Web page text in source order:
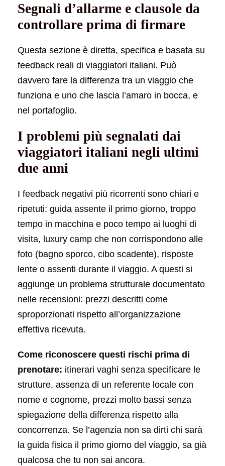
Segnali d’allarme e clausole da
controllare prima di firmare
Questa sezione è diretta, specifica e basata su
feedback reali di viaggiatori italiani. Può
davvero fare la differenza tra un viaggio che
funziona e uno che lascia l’amaro in bocca, e
nel portafoglio.
I problemi più segnalati dai
viaggiatori italiani negli ultimi
due anni
I feedback negativi più ricorrenti sono chiari e
ripetuti: guida assente il primo giorno, troppo
tempo in macchina e poco tempo ai luoghi di
visita, luxury camp che non corrispondono alle
foto (bagno sporco, cibo scadente), risposte
lente o assenti durante il viaggio. A questi si
aggiunge un problema strutturale documentato
nelle recensioni: prezzi descritti come
sproporzionati rispetto all’organizzazione
effettiva ricevuta.
Come riconoscere questi rischi prima di
prenotare: itinerari vaghi senza specificare le
strutture, assenza di un referente locale con
nome e cognome, prezzi molto bassi senza
spiegazione della differenza rispetto alla
concorrenza. Se l’agenzia non sa dirti chi sarà
la guida fisica il primo giorno del viaggio, sa già
qualcosa che tu non sai ancora.